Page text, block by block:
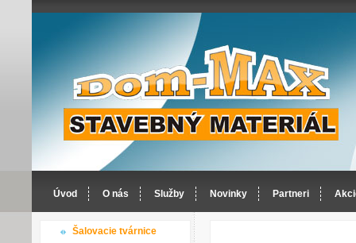
Úvod O nás Služby Novinky Partneri
Šalovacie tvárnice